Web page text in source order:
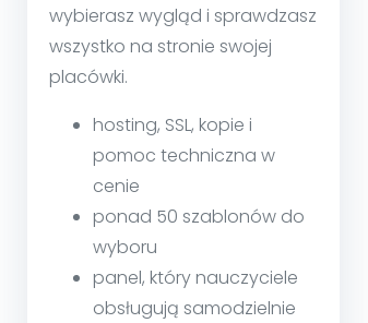
wybierasz wygląd i sprawdzasz
wszystko na stronie swojej
placówki.
hosting, SSL, kopie i
pomoc techniczna w
cenie
ponad 50 szablonów do
wyboru
panel, który nauczyciele
obsługują samodzielnie